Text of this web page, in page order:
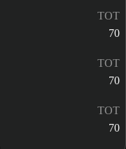
TOT
70
TOT
70
TOT
70